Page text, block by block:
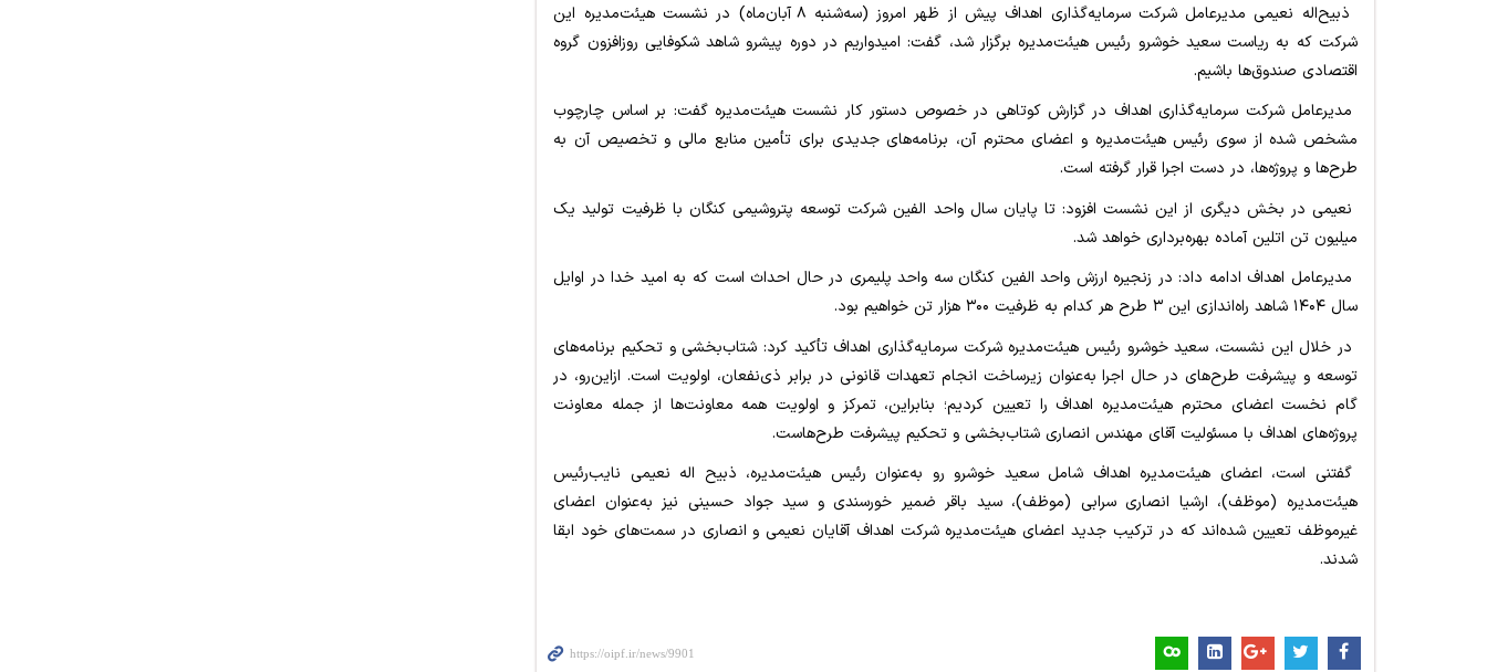
ذبیح‌اله نعیمی مدیرعامل شرکت سرمایه‌گذاری اهداف پیش از ظهر امروز (سه‌شنبه ۸ آبان‌ماه) در نشست هیئت‌مدیره این
شرکت که به ریاست سعید خوشرو رئیس هیئت‌مدیره برگزار شد، گفت: امیدواریم در دوره پیشرو شاهد شکوفایی روزافزون گروه
اقتصادی صندوق‌ها باشیم.
مدیرعامل شرکت سرمایه‌گذاری اهداف در گزارش کوتاهی در خصوص دستور کار نشست هیئت‌مدیره گفت: بر اساس چارچوب
مشخص شده از سوی رئیس هیئت‌مدیره و اعضای محترم آن، برنامه‌های جدیدی برای تأمین منابع مالی و تخصیص آن به
طرح‌ها و پروژه‌ها، در دست اجرا قرار گرفته است.
نعیمی در بخش دیگری از این نشست افزود: تا پایان سال واحد الفین شرکت توسعه پتروشیمی کنگان با ظرفیت تولید یک
میلیون تن اتلین آماده بهره‌برداری خواهد شد.
مدیرعامل اهداف ادامه داد: در زنجیره ارزش واحد الفین کنگان سه واحد پلیمری در حال احداث است که به امید خدا در اوایل
سال ۱۴۰۴ شاهد راه‌اندازی این ۳ طرح هر کدام به ظرفیت ۳۰۰ هزار تن خواهیم بود.
در خلال این نشست، سعید خوشرو رئیس هیئت‌مدیره شرکت سرمایه‌گذاری اهداف تأکید کرد: شتاب‌بخشی و تحکیم برنامه‌های
توسعه و پیشرفت طرح‌های در حال اجرا به‌عنوان زیرساخت انجام تعهدات قانونی در برابر ذی‌نفعان، اولویت است. ازاین‌رو، در
گام نخست اعضای محترم هیئت‌مدیره اهداف را تعیین کردیم؛ بنابراین، تمرکز و اولویت همه معاونت‌ها از جمله معاونت
پروژه‌های اهداف با مسئولیت آقای مهندس انصاری شتاب‌بخشی و تحکیم پیشرفت طرح‌هاست.
گفتنی است، اعضای هیئت‌مدیره اهداف شامل سعید خوشرو رو به‌عنوان رئیس هیئت‌مدیره، ذبیح اله نعیمی نایب‌رئیس
هیئت‌مدیره (موظف)، ارشیا انصاری سرابی (موظف)، سید باقر ضمیر خورسندی و سید جواد حسینی نیز به‌عنوان اعضای
غیرموظف تعیین شده‌اند که در ترکیب جدید اعضای هیئت‌مدیره شرکت اهداف آقایان نعیمی و انصاری در سمت‌های خود ابقا
شدند.